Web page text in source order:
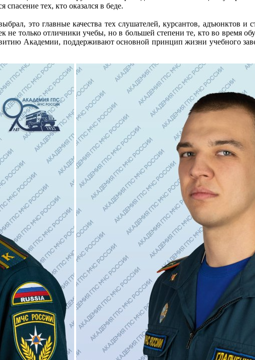
тех, кто оказался в беде.
это главные качества тех слушателей, курсантов, адъюнктов
только отличники учебы, но в большей степени те, кто во время
Академии, поддерживают основной принцип жизни учебного